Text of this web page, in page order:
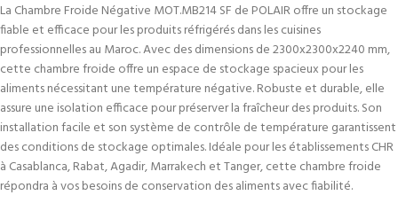
La Chambre Froide Négative MOT.MB214 SF de POLAIR offre un stockage
fiable et efficace pour les produits réfrigérés dans les cuisines
professionnelles au Maroc. Avec des dimensions de 2300x2300x2240 mm,
cette chambre froide offre un espace de stockage spacieux pour les
aliments nécessitant une température négative. Robuste et durable, elle
assure une isolation efficace pour préserver la fraîcheur des produits. Son
installation facile et son système de contrôle de température garantissent
des conditions de stockage optimales. Idéale pour les établissements CHR
à Casablanca, Rabat, Agadir, Marrakech et Tanger, cette chambre froide
répondra à vos besoins de conservation des aliments avec fiabilité.